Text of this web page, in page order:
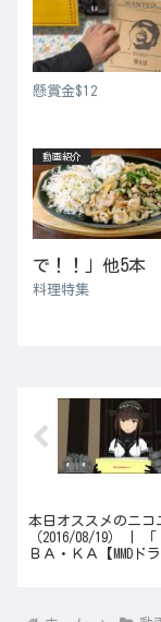
懸賞金$12
動画紹介
で！！」他5本
料理特集
本日オススメのニコ
（2016/08/19） | 「
ＢＡ・ＫＡ【MMDド